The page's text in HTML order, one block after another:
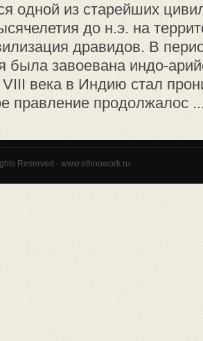
одной из старейших
до н.э. на
дравидов. В
была завоевана индо-
века в Индию стал
правление продолжалос
Reserved - www.ethnowork.ru